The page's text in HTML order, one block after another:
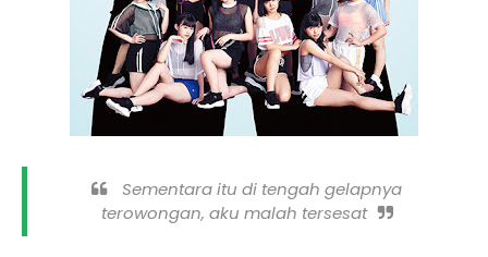
Sementara itu di tengah gelapnya
terowongan, aku malah tersesat